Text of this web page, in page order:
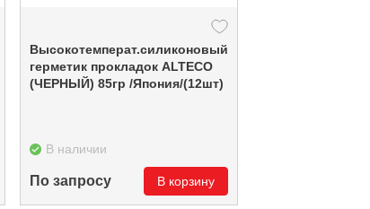
Высокотемперат.силиконовый
герметик прокладок ALTECO
(ЧЕРНЫЙ) 85гр /Япония/(12шт)
В наличии
По запросу В корзину